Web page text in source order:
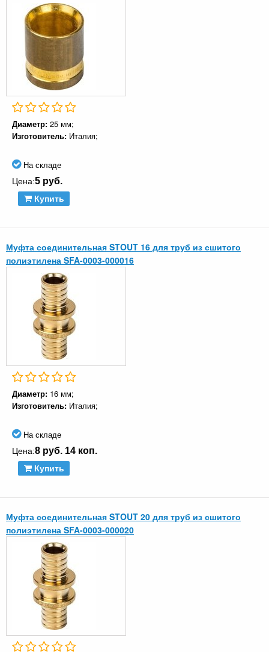
Диаметр: 25 мм;
Изготовитель: Италия;
На складе
Цена:5 руб.
Купить
Муфта соединительная STOUT 16 для труб из сшитого
полиэтилена SFA-0003-000016
Диаметр: 16 мм;
Изготовитель: Италия;
На складе
Цена:8 руб. 14 коп.
Купить
Муфта соединительная STOUT 20 для труб из сшитого
полиэтилена SFA-0003-000020